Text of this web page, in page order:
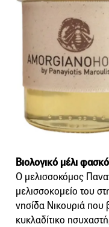
Βιολογικό μέλι
Ο μελισσοκόμος
μελισσοκομείο του
νησίδα Νικουριά που
κυκλαδίτικο